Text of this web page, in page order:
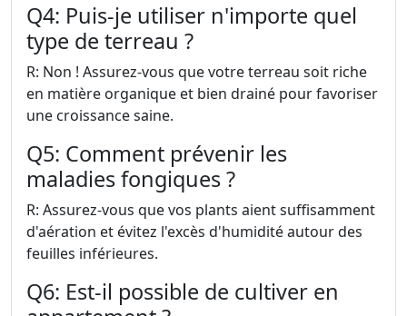
Q4: Puis-je utiliser n'importe quel
type de terreau ?
R: Non ! Assurez-vous que votre terreau soit riche
en matière organique et bien drainé pour favoriser
une croissance saine.
Q5: Comment prévenir les
maladies fongiques ?
R: Assurez-vous que vos plants aient suffisamment
d'aération et évitez l'excès d'humidité autour des
feuilles inférieures.
Q6: Est-il possible de cultiver en